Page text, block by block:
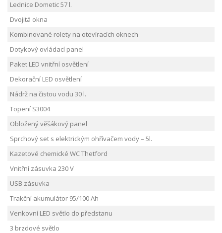
Lednice Dometic 57 l.
Dvojitá okna
Kombinované rolety na otevíracích oknech
Dotykový ovládací panel
Paket LED vnitřní osvětlení
Dekorační LED osvětlení
Nádrž na čistou vodu 30 l.
Topení S3004
Obložený věšákový panel
Sprchový set s elektrickým ohřívačem vody – 5l.
Kazetové chemické WC Thetford
Vnitřní zásuvka 230 V
USB zásuvka
Trakční akumulátor 95/100 Ah
Venkovní LED světlo do předstanu
3 brzdové světlo